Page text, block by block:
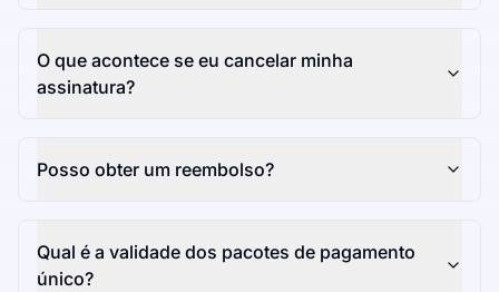
O que acontece se eu cancelar minha
assinatura?
Posso obter um reembolso?
Qual é a validade dos pacotes de pagamento
único?